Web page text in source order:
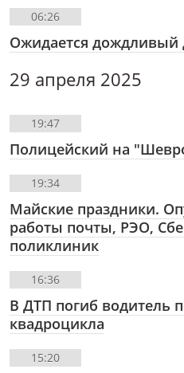
06:26
Ожидается дождливый
29 апреля 2025
19:47
Полицейский на
19:34
Майские праздники.
работы почты, РЭО,
поликлиник
16:36
В ДТП погиб водитель
квадроцикла
15:20